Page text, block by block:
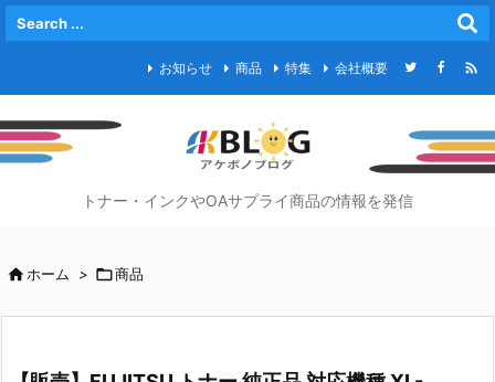
お知らせ 商品 特集 会社概要 
トナー・インクやOAサプライ商品の情報を発信
ホーム > 商品